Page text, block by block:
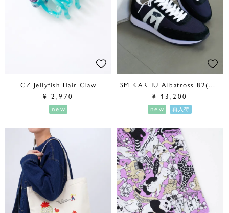
CZ Jellyfish Hair Claw
¥ 2,970
new
SM KARHU Albatross 82(NAVY)
¥ 13,200
new
再入荷